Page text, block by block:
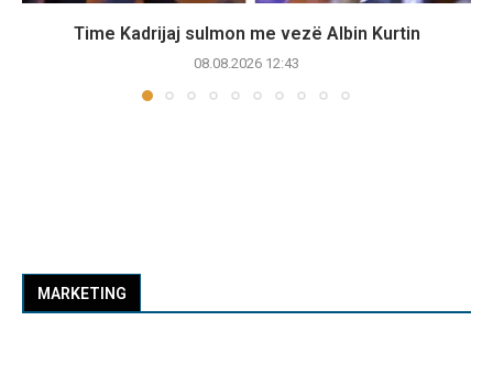
Time Kadrijaj sulmon me vezë Albin Kurtin
08.08.2026 12:43
MARKETING